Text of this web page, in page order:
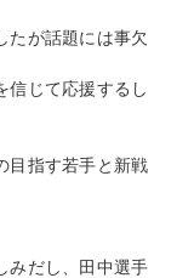
たが話題には事欠
信じて応援するし
目指す若手と新戦
みだし、田中選手